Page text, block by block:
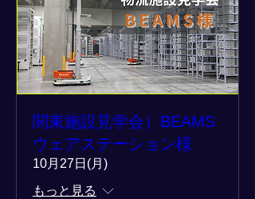
関東施設見学会）BEAMS
ウェアステーション様
10月27日(月)
もっと見る